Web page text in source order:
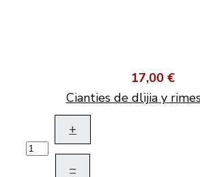
17,00 €
Cianties de dlijia y
+
–